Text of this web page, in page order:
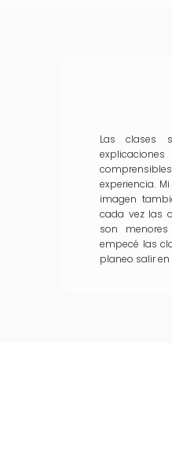
Las clases
experiencia.
imagen
cada vez las
son
empecé las
planeo salir